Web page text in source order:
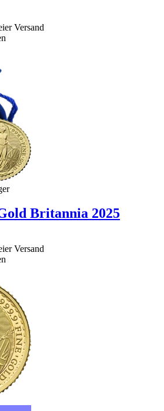
Versand
Britannia 2025
Versand